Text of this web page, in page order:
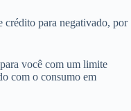
crédito para negativado, por
você com um limite
com o consumo em